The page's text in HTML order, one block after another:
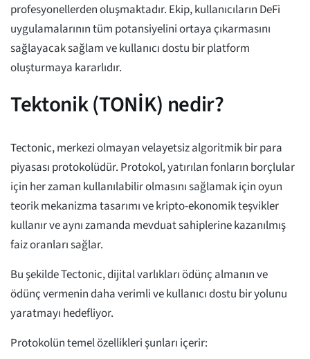
profesyonellerden oluşmaktadır. Ekip, kullanıcıların DeFi
uygulamalarının tüm potansiyelini ortaya çıkarmasını
sağlayacak sağlam ve kullanıcı dostu bir platform
oluşturmaya kararlıdır.
Tektonik (TONİK) nedir?
Tectonic, merkezi olmayan velayetsiz algoritmik bir para
piyasası protokolüdür. Protokol, yatırılan fonların borçlular
için her zaman kullanılabilir olmasını sağlamak için oyun
teorik mekanizma tasarımı ve kripto-ekonomik teşvikler
kullanır ve aynı zamanda mevduat sahiplerine kazanılmış
faiz oranları sağlar.
Bu şekilde Tectonic, dijital varlıkları ödünç almanın ve
ödünç vermenin daha verimli ve kullanıcı dostu bir yolunu
yaratmayı hedefliyor.
Protokolün temel özellikleri şunları içerir: